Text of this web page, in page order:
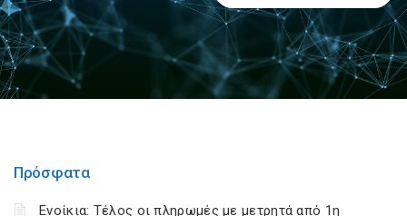
Πρόσφατα
Ενοίκια: Τέλος οι πληρωμές με μετρητά από 1η